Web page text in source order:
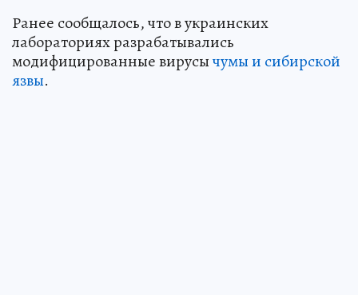
Ранее сообщалось, что в украинских
лабораториях разрабатывались
модифицированные вирусычумы и сибирской
язвы.